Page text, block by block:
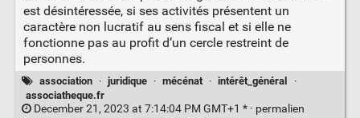
est désintéressée, si ses activités présentent un
caractère non lucratif au sens fiscal et si elle ne
fonctionne pas au profit d’un cercle restreint de
personnes.
association · juridique · mécénat · intérêt_général
·
associatheque.fr
December 21, 2023 at 7:14:04 PM GMT+1 * · permalien